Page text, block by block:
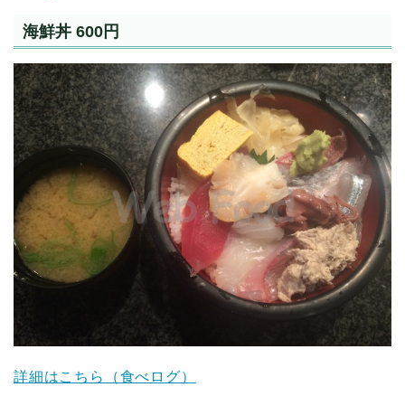
海鮮丼 600円
詳細はこちら（食べログ）